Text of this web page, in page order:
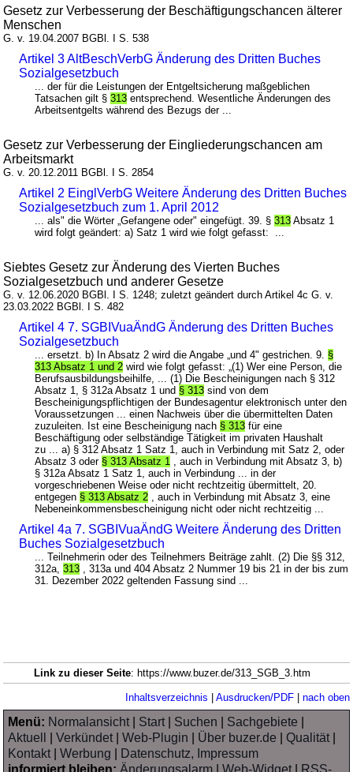
Gesetz zur Verbesserung der Beschäftigungschancen älterer
Menschen
G. v. 19.04.2007 BGBl. I S. 538
Artikel 3 AltBeschVerbG Änderung des Dritten Buches
Sozialgesetzbuch
... der für die Leistungen der Entgeltsicherung maßgeblichen
Tatsachen gilt §313 entsprechend. Wesentliche Änderungen des
Arbeitsentgelts während des Bezugs der ...
Gesetz zur Verbesserung der Eingliederungschancen am
Arbeitsmarkt
G. v. 20.12.2011 BGBl. I S. 2854
Artikel 2 EinglVerbG Weitere Änderung des Dritten Buches
Sozialgesetzbuch zum 1. April 2012
... als" die Wörter „Gefangene oder" eingefügt. 39. §313 Absatz 1
wird folgt geändert: a) Satz 1 wird wie folgt gefasst: ...
Siebtes Gesetz zur Änderung des Vierten Buches
Sozialgesetzbuch und anderer Gesetze
G. v. 12.06.2020 BGBl. I S. 1248; zuletzt geändert durch Artikel 4c G. v.
23.03.2022 BGBl. I S. 482
Artikel 4 7. SGBIVuaÄndG Änderung des Dritten Buches
Sozialgesetzbuch
... ersetzt. b) In Absatz 2 wird die Angabe „und 4" gestrichen. 9. §
313 Absatz 1 und 2 wird wie folgt gefasst: „(1) Wer eine Person, die
Berufsausbildungsbeihilfe, ... (1) Die Bescheinigungen nach § 312
Absatz 1, § 312a Absatz 1 und § 313 sind von dem
Bescheinigungspflichtigen der Bundesagentur elektronisch unter den
Voraussetzungen ... einen Nachweis über die übermittelten Daten
zuzuleiten. Ist eine Bescheinigung nach § 313 für eine
Beschäftigung oder selbständige Tätigkeit im privaten Haushalt
zu ... a) § 312 Absatz 1 Satz 1, auch in Verbindung mit Satz 2, oder
Absatz 3 oder § 313 Absatz 1
, auch in Verbindung mit Absatz 3, b)
§ 312a Absatz 1 Satz 1, auch in Verbindung ... in der
vorgeschriebenen Weise oder nicht rechtzeitig übermittelt, 20.
entgegen § 313 Absatz 2 , auch in Verbindung mit Absatz 3, eine
Nebeneinkommensbescheinigung nicht oder nicht rechtzeitig ...
Artikel 4a 7. SGBIVuaÄndG Weitere Änderung des Dritten
Buches Sozialgesetzbuch
... Teilnehmerin oder des Teilnehmers Beiträge zahlt. (2) Die §§ 312,
312a,313 , 313a und 404 Absatz 2 Nummer 19 bis 21 in der bis zum
31. Dezember 2022 geltenden Fassung sind ...
Link zu dieser Seite: https://www.buzer.de/313_SGB_3.htm
Inhaltsverzeichnis | Ausdrucken/PDF| nach oben
Menü: Normalansicht| Start| Suchen Sachgebiete
Aktuell
|Verkündet|Web-Plugin Über buzer.de |Qualität|
Kontakt|Werbung
Datenschutz, Impressum
informiert bleiben: Änderungsalarm |Web-Widget| RSS-